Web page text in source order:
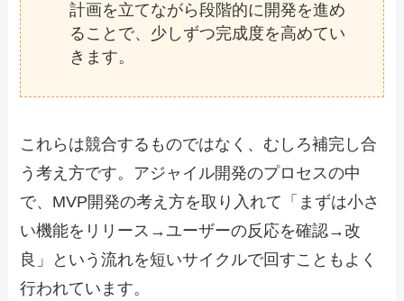
計画を立てながら段階的に開発を進め
ることで、少しずつ完成度を高めてい
きます。
これらは競合するものではなく、むしろ補完し合
う考え方です。アジャイル開発のプロセスの中
で、MVP開発の考え方を取り入れて「まずは小さ
い機能をリリース→ユーザーの反応を確認→改
良」という流れを短いサイクルで回すこともよく
行われています。